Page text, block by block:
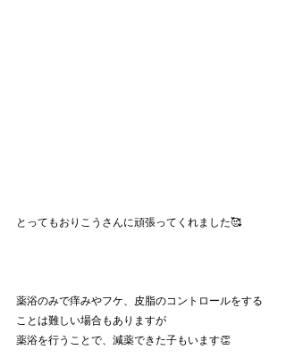
とってもおりこうさんに頑張ってくれました🥰
薬浴のみで痒みやフケ、皮脂のコントロールをする
ことは難しい場合もありますが
薬浴を行うことで、減薬できた子もいます👏